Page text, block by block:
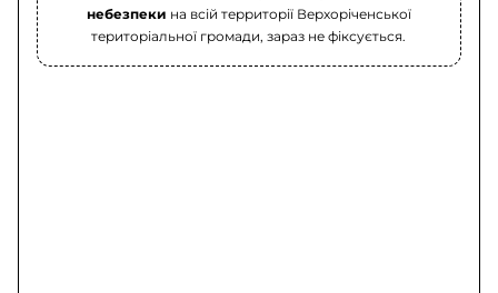
небезпеки на всій территорії Верхоріченської
територіальної громади, зараз не фіксується.